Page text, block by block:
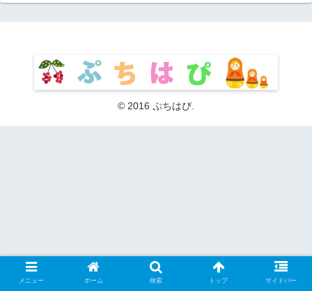
© 2016 ぷちはぴ.
メニュー ホーム 検索 トップ サイドバー